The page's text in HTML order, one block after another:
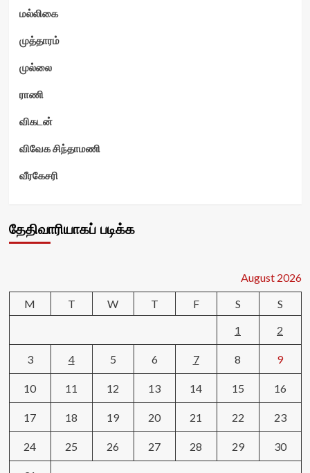
மல்லிகை
முத்தாரம்
முல்லை
ராணி
விகடன்
விவேக சிந்தாமணி
வீரகேசரி
தேதிவாரியாகப் படிக்க
August 2026
M
T W T F S
S
1
2
3 4 5 6 7 8 9
10 11 12 13 14 15 16
17 18 19 20 21 22 23
24 25 26 27 28 29 30